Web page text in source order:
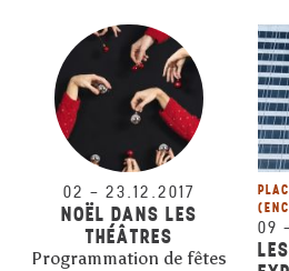
02 – 23.12.2017
NOËL DANS LES
THÉÂTRES
Programmation de fêtes
09